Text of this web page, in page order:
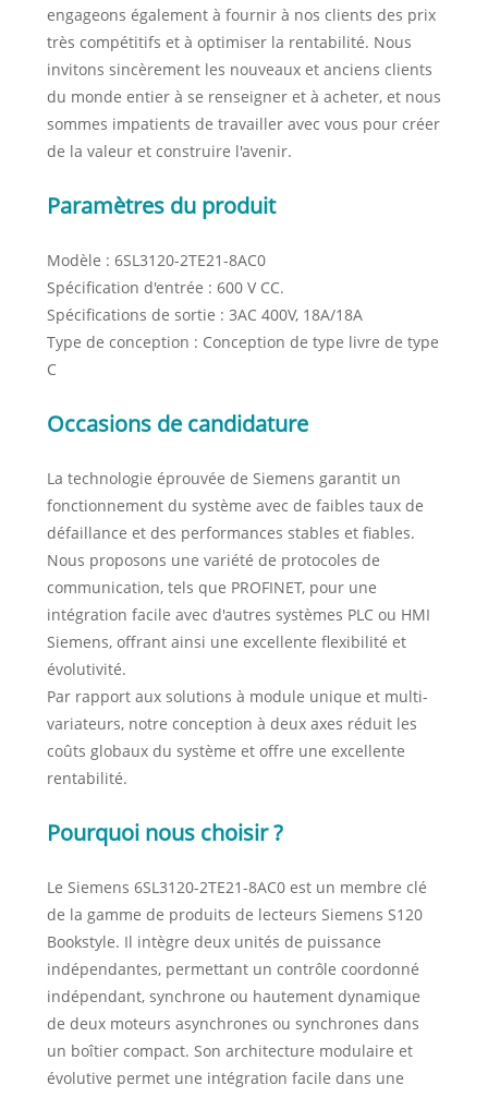
engageons également à fournir à nos clients des prix
très compétitifs et à optimiser la rentabilité. Nous
invitons sincèrement les nouveaux et anciens clients
du monde entier à se renseigner et à acheter, et nous
sommes impatients de travailler avec vous pour créer
de la valeur et construire l'avenir.
Paramètres du produit
Modèle : 6SL3120-2TE21-8AC0
Spécification d'entrée : 600 V CC.
Spécifications de sortie : 3AC 400V, 18A/18A
Type de conception : Conception de type livre de type
C
Occasions de candidature
La technologie éprouvée de Siemens garantit un
fonctionnement du système avec de faibles taux de
défaillance et des performances stables et fiables.
Nous proposons une variété de protocoles de
communication, tels que PROFINET, pour une
intégration facile avec d'autres systèmes PLC ou HMI
Siemens, offrant ainsi une excellente flexibilité et
évolutivité.
Par rapport aux solutions à module unique et multi-
variateurs, notre conception à deux axes réduit les
coûts globaux du système et offre une excellente
rentabilité.
Pourquoi nous choisir ?
Le Siemens 6SL3120-2TE21-8AC0 est un membre clé
de la gamme de produits de lecteurs Siemens S120
Bookstyle. Il intègre deux unités de puissance
indépendantes, permettant un contrôle coordonné
indépendant, synchrone ou hautement dynamique
de deux moteurs asynchrones ou synchrones dans
un boîtier compact. Son architecture modulaire et
évolutive permet une intégration facile dans une